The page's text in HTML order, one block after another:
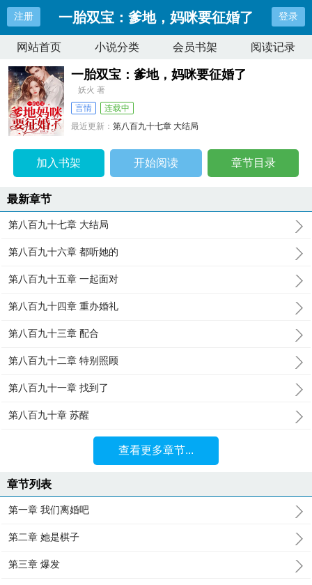
注册 一胎双宝：爹地，妈咪要征婚了 登录
网站首页 小说分类 会员书架 阅读记录
一胎双宝：爹地，妈咪要征婚了
妖火 著
言情
连载中
最近更新：第八百九十七章 大结局
加入书架 开始阅读 章节目录
最新章节
第八百九十七章 大结局
第八百九十六章 都听她的
第八百九十五章 一起面对
第八百九十四章 重办婚礼
第八百九十三章 配合
第八百九十二章 特别照顾
第八百九十一章 找到了
第八百九十章 苏醒
查看更多章节...
章节列表
第一章 我们离婚吧
第二章 她是棋子
第三章 爆发